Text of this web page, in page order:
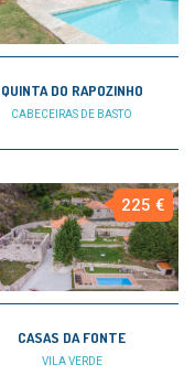
QUINTA DO RAPOZINHO
CABECEIRAS DE BASTO
225 €
CASAS DA FONTE
VILA VERDE